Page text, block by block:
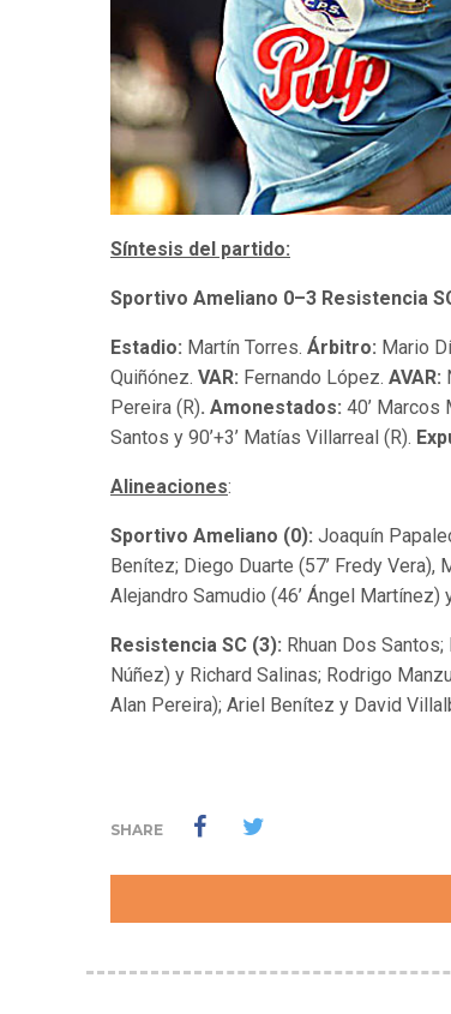
Síntesis del partido:
Sportivo Ameliano 0–3 Resistencia
Estadio: Martín Torres. Árbitro: Mario
Quiñónez. VAR: Fernando López. AVAR:
Pereira (R). Amonestados: 40’ Marcos
Santos y 90’+3’ Matías Villarreal (R).
Alineaciones:
Sportivo Ameliano (0): Joaquín
Benítez; Diego Duarte (57’ Fredy
Alejandro Samudio (46’ Ángel Martínez)
Resistencia SC (3): Rhuan Dos
Núñez) y Richard Salinas; Rodrigo
Alan Pereira); Ariel Benítez y David
SHARE